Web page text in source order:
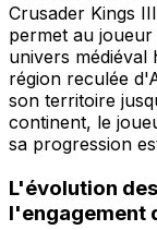
Crusader Kings
permet au
univers médiéval
région reculée
son territoire
continent, le
sa progression
L'évolution
l'engagement